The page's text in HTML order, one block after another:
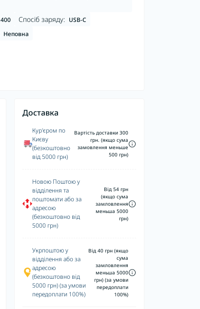
400 Спосіб заряду: USB-C
Неповна
Доставка
Кур'єром по
Києву
(безкоштовно
від 5000 грн)
Вартість доставки 300
грн. (якщо сума
замовлення меньше
500 грн)
Новою Поштою у
відділення та
поштомати або за
адресою
(безкоштовно від
5000 грн)
Від 54 грн
(якщо сума
замловлення
меньша 5000
грн)
Укрпоштою у
відділення або за
адресою
(безкоштовно від
5000 грн) (за умови
передоплати 100%)
Від 40 грн (якщо
сума
замловлення
меньша 5000
грн) (за умови
передоплати
100%)